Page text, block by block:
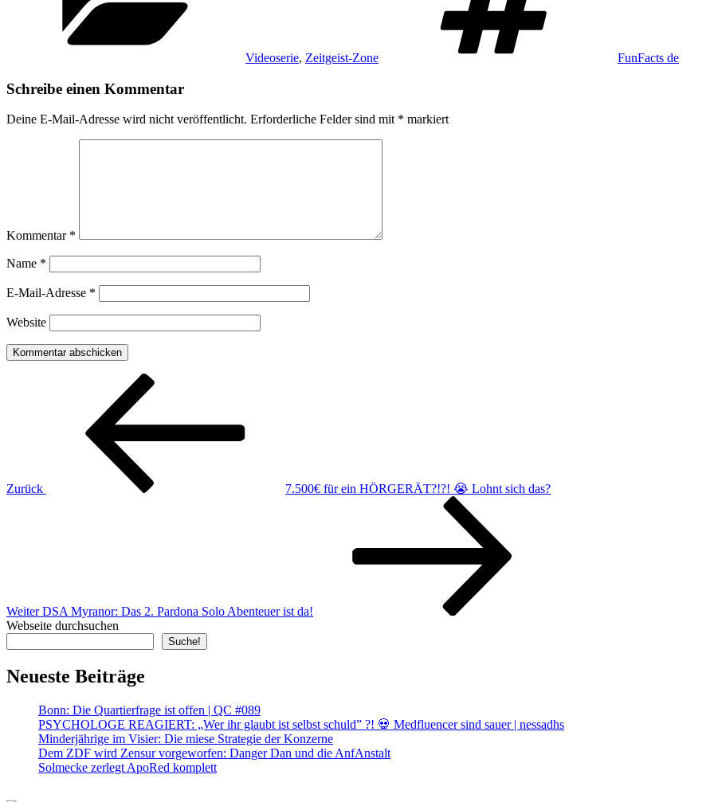
Videoserie, Zeitgeist-Zone FunFacts de
Schreibe einen Kommentar
Deine E-Mail-Adresse wird nicht veröffentlicht. Erforderliche Felder sind mit * markiert
Kommentar *
Name *
E-Mail-Adresse *
Website
Beitragsnavigation
Zurück
7.500€ für ein HÖRGERÄT?!?! 😭 Lohnt sich das?
Weiter DSA Myranor: Das 2. Pardona Solo Abenteuer ist da!
Webseite durchsuchen
Suche!
Neueste Beiträge
Bonn: Die Quartierfrage ist offen | QC #089
PSYCHOLOGE REAGIERT: „Wer ihr glaubt ist selbst schuld” ?! 💀 Medfluencer sind sauer | nessadhs
Minderjährige im Visier: Die miese Strategie der Konzerne
Dem ZDF wird Zensur vorgeworfen: Danger Dan und die AnfAnstalt
Solmecke zerlegt ApoRed komplett